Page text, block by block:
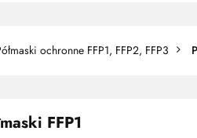
ochronne FFP1, FFP2, FFP3
FFP1